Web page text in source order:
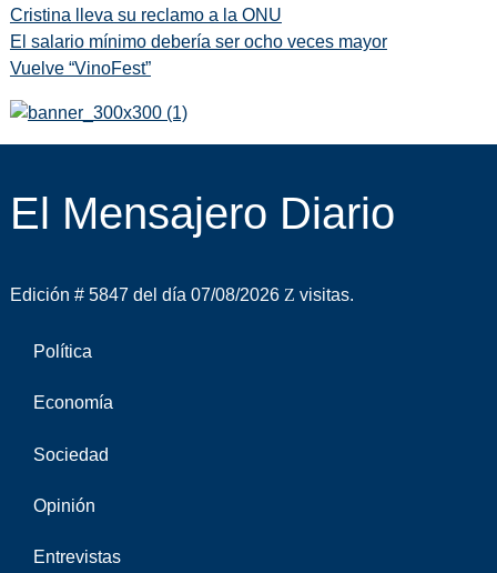
Cristina lleva su reclamo a la ONU
El salario mínimo debería ser ocho veces mayor
Vuelve “VinoFest”
El Mensajero Diario
Edición # 5847 del día 07/08/2026 visitas.
Política
Economía
Sociedad
Opinión
Entrevistas